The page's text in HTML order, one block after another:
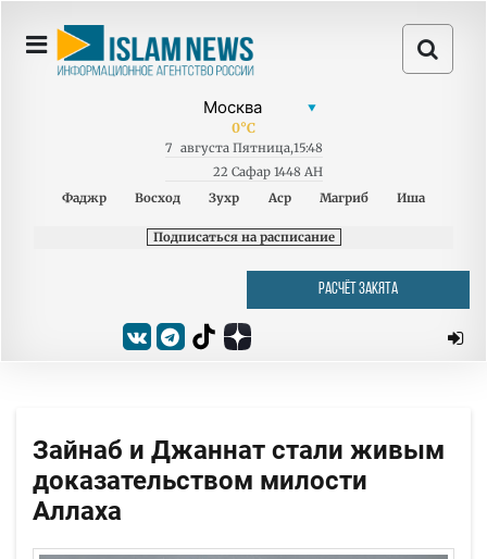
0°C
7 августа Пятница,15:48
22 Сафар 1448 AH
Фаджр
Восход Зухр Аср Магриб Иша
Подписаться на расписание
РАСЧЁТ ЗАКЯТА
Зайнаб и Джаннат стали живым
доказательством милости
Аллаха